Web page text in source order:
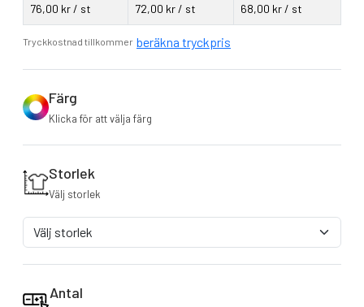
76,00 kr / st 72,00 kr / st 68,00 kr / st
Tryckkostnad tillkommer beräkna tryckpris
Färg
Klicka för att välja färg
Storlek
Välj storlek
Antal